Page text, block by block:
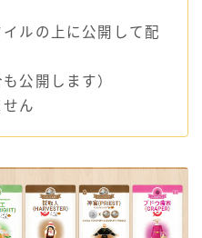
ルの上に公開して配
公開します）
ん